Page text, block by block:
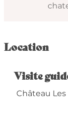
Location
Visite
Château